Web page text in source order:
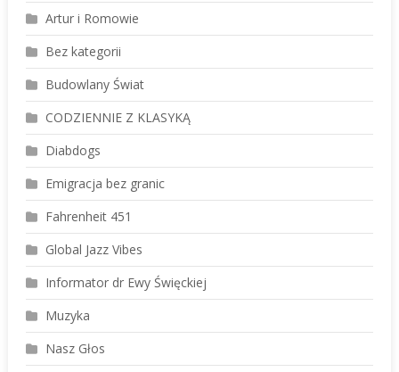
Artur i Romowie
Bez kategorii
Budowlany Świat
CODZIENNIE Z KLASYKĄ
Diabdogs
Emigracja bez granic
Fahrenheit 451
Global Jazz Vibes
Informator dr Ewy Święckiej
Muzyka
Nasz Głos